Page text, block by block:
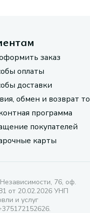
заказ
оплаты
доставки
обмен и возврат
программа
покупателей
карты
76, оф.
от 20.02.2026 УНП
и услуг